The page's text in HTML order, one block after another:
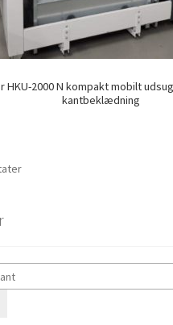
HKU-2000 N kompakt mobilt
kantbeklædning